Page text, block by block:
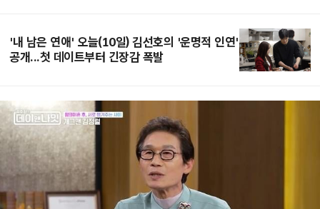
'내 남은 연애' 오늘(10일) 김선호의 '운명적 인연'
공개...첫 데이트부터 긴장감 폭발